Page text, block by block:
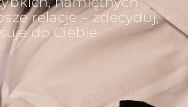
relacje – zdecyduj,
do Ciebie.